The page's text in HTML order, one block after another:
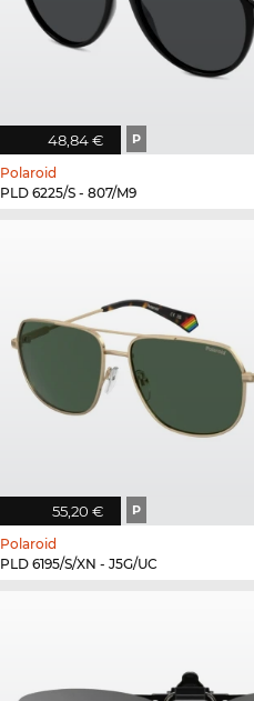
48,84 € P
Polaroid
PLD 6225/S - 807/M9
55,20 € P
Polaroid
PLD 6195/S/XN - J5G/UC